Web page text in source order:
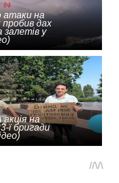
атаки на
пробив дах
у
на
ї бригади